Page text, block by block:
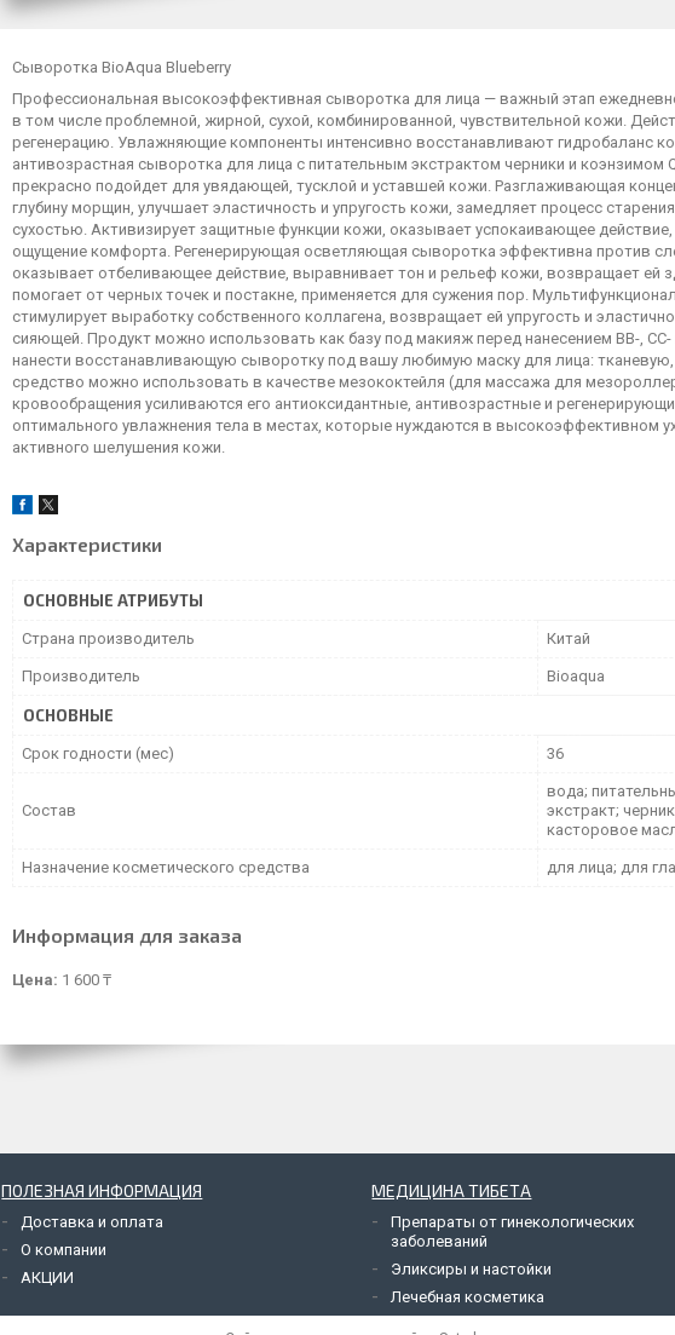
Сыворотка BioAqua Blueberry
Профессиональная высокоэффективная сыворотка для лица — важный этап
в том числе проблемной, жирной, сухой, комбинированной, чувствительной кожи.
регенерацию. Увлажняющие компоненты интенсивно восстанавливают гидробаланс
антивозрастная сыворотка для лица с питательным экстрактом черники и
прекрасно подойдет для увядающей, тусклой и уставшей кожи. Разглаживающая
глубину морщин, улучшает эластичность и упругость кожи, замедляет процесс
сухостью. Активизирует защитные функции кожи, оказывает успокаивающее
ощущение комфорта. Регенерирующая осветляющая сыворотка эффективна против
оказывает отбеливающее действие, выравнивает тон и рельеф кожи, возвращает ей
помогает от черных точек и постакне, применяется для сужения пор.
стимулирует выработку собственного коллагена, возвращает ей упругость и
сияющей. Продукт можно использовать как базу под макияж перед нанесением BB-,
нанести восстанавливающую сыворотку под вашу любимую маску для лица:
средство можно использовать в качестве мезококтейля (для массажа для
кровообращения усиливаются его антиоксидантные, антивозрастные и
оптимального увлажнения тела в местах, которые нуждаются в высокоэффективном
активного шелушения кожи.
Характеристики
ОСНОВНЫЕ АТРИБУТЫ
Страна производитель Китай
Производитель Bioaqua
ОСНОВНЫЕ
Срок годности (мес) 36
Состав
вода;
экстракт;
касторовое
Назначение косметического средства для лица; для
Информация для заказа
Цена: 1 600 ₸
ПОЛЕЗНАЯ ИНФОРМАЦИЯ
Доставка и оплата
О компании
АКЦИИ
МЕДИЦИНА ТИБЕТА
Препараты от гинекологических
заболеваний
Эликсиры и настойки
Лечебная косметика